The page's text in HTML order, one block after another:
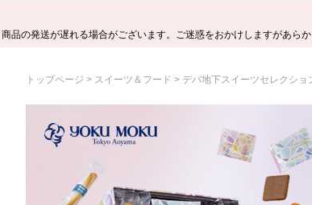
品の発送が遅れる場合がございます。ご迷惑をおかけしますがあらか
トップページ スイーツ＆フード デパ地下スイーツセレクショ